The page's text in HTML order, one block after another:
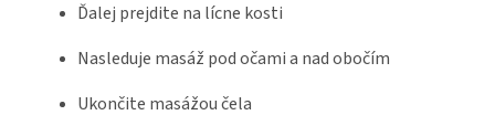
Ďalej prejdite na lícne kosti
Nasleduje masáž pod očami a nad obočím
Ukončite masážou čela